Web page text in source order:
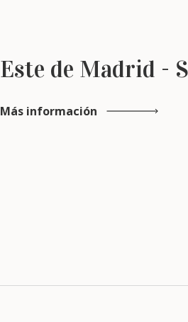
Este de Madrid -
Más información